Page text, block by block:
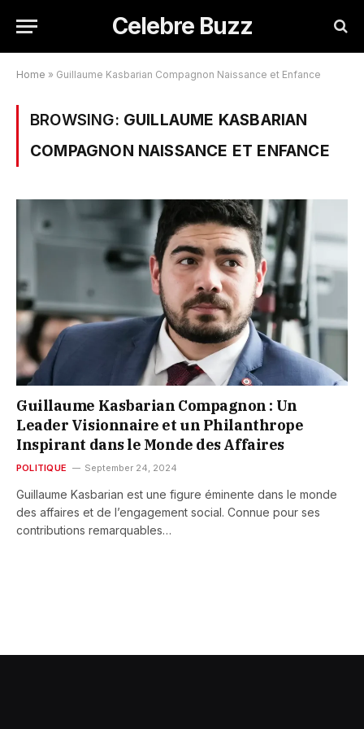
Celebre Buzz
Home » Guillaume Kasbarian Compagnon Naissance et Enfance
BROWSING: GUILLAUME KASBARIAN
COMPAGNON NAISSANCE ET ENFANCE
Guillaume Kasbarian Compagnon : Un
Leader Visionnaire et un Philanthrope
Inspirant dans le Monde des Affaires
POLITIQUE September 24, 2024
Guillaume Kasbarian est une figure éminente dans le monde
des affaires et de l’engagement social. Connue pour ses
contributions remarquables…